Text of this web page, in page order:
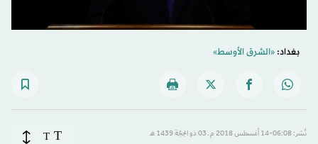
بغداد:«الشرق الأوسط»
نُشر: 06:08-14 أغسطس 2018 م ـ 03 ذو الحِجّة 1439 هـ T
T